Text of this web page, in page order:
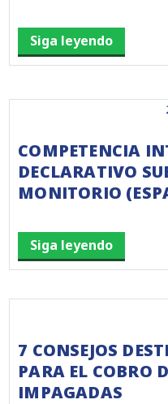
Siga leyendo
COMPETENCIA
DECLARATIVO
MONITORIO
Siga leyendo
7 CONSEJOS
PARA EL COBRO
IMPAGADAS